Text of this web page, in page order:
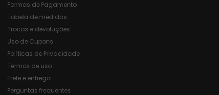
Formas de Pagamento
Tabela de medidas
Trocas e devoluções
Uso de Cupons
Políticas de Privacidade
Termos de uso
Frete e entrega
Perguntas frequentes